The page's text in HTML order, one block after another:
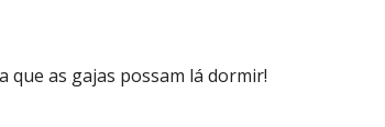
as gajas possam lá dormir!